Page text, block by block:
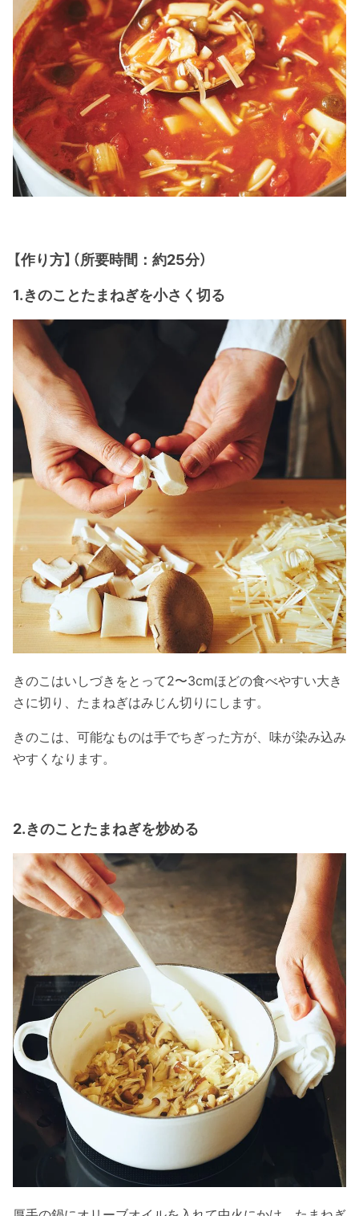
【作り方】（所要時間：約25分）
1.きのことたまねぎを小さく切る
きのこはいしづきをとって2〜3cmほどの食べやすい大き
さに切り、たまねぎはみじん切りにします。
きのこは、可能なものは手でちぎった方が、味が染み込み
やすくなります。
2.きのことたまねぎを炒める